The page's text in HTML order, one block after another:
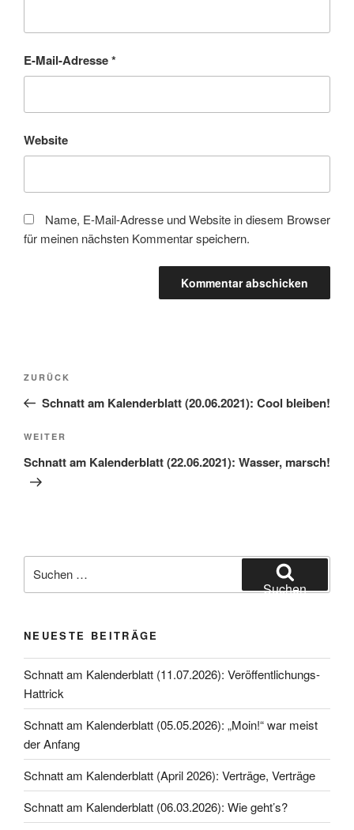
E-Mail-Adresse*
Website
Name, E-Mail-Adresse und Website in diesem Browser
für meinen nächsten Kommentar speichern.
Beitragsnavigation
Vorheriger
Beitrag
ZURÜCK
Schnatt am Kalenderblatt (20.06.2021): Cool bleiben!
Nächster
Beitrag
WEITER
Schnatt am Kalenderblatt (22.06.2021): Wasser, marsch!
nach:
Suchen
NEUESTE BEITRÄGE
Schnatt am Kalenderblatt (11.07.2026): Veröffentlichungs-
Hattrick
Schnatt am Kalenderblatt (05.05.2026): „Moin!“ war meist
der Anfang
Schnatt am Kalenderblatt (April 2026): Verträge, Verträge
Schnatt am Kalenderblatt (06.03.2026): Wie geht’s?